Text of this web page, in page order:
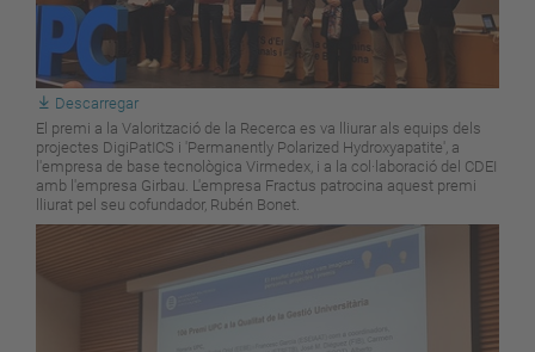
Descarregar
El premi a la Valorització de la Recerca es va lliurar als equips dels
projectes DigiPatICS i 'Permanently Polarized Hydroxyapatite', a
l'empresa de base tecnològica Virmedex, i a la col·laboració del CDEI
amb l'empresa Girbau. L'empresa Fractus patrocina aquest premi
lliurat pel seu cofundador, Rubén Bonet.